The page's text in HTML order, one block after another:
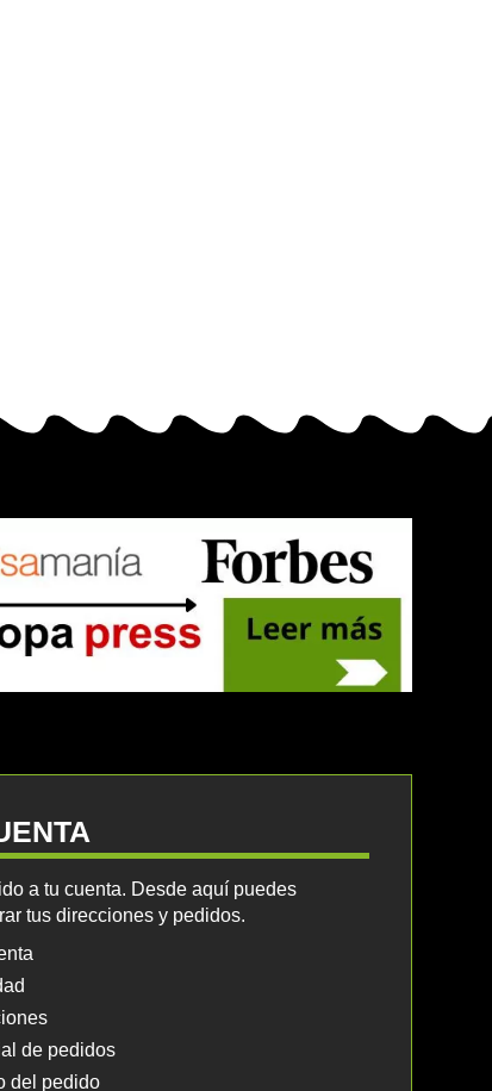
a tu cuenta. Desde aquí puedes
tus direcciones y pedidos.
de pedidos
del pedido